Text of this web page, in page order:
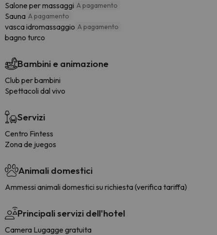
Salone per massaggi A pagamento
Sauna A pagamento
vasca idromassaggio A pagamento
bagno turco
Bambini e animazione
Club per bambini
Spettacoli dal vivo
Servizi
Centro Fintess
Zona de juegos
Animali domestici
Ammessi animali domestici su richiesta (verifica tariffa)
Principali servizi dell'hotel
Camera Lugagge gratuita